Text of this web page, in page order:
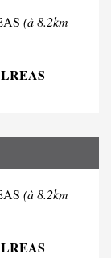
(à 8.2km
(à 8.2km